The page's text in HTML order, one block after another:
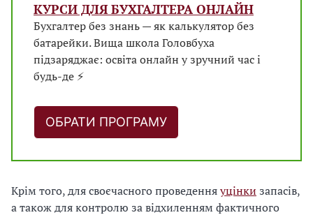
КУРСИ ДЛЯ БУХГАЛТЕРА ОНЛАЙН
Бухгалтер без знань — як калькулятор без
батарейки. Вища школа Головбуха
підзаряджає: освіта онлайн у зручний час і
будь-де ⚡
ОБРАТИ ПРОГРАМУ
Крім того, для своєчасного проведенняуцінки запасів,
а також для контролю за відхиленням фактичного